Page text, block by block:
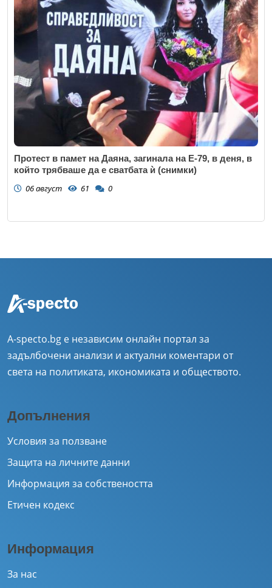
Протест в памет на Даяна, загинала на Е-79, в деня, в
който трябваше да е сватбата ѝ (снимки)
06 август 61 0
A-specto.bg е независим онлайн портал за
задълбочени анализи и актуални коментари от
света на политиката, икономиката и обществото.
Допълнения
Условия за ползване
Защита на личните данни
Информация за собствеността
Етичен кодекс
Информация
За нас